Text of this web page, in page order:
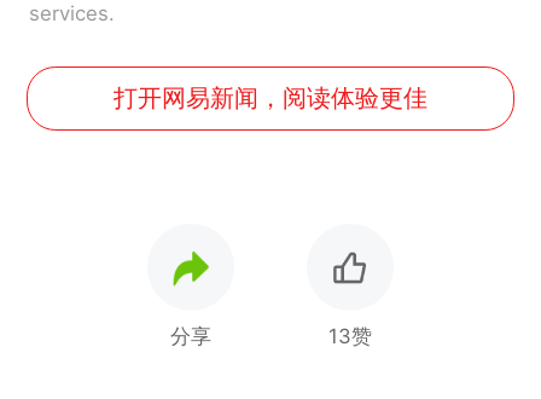
services.
打开网易新闻，阅读体验更佳
分享 13赞